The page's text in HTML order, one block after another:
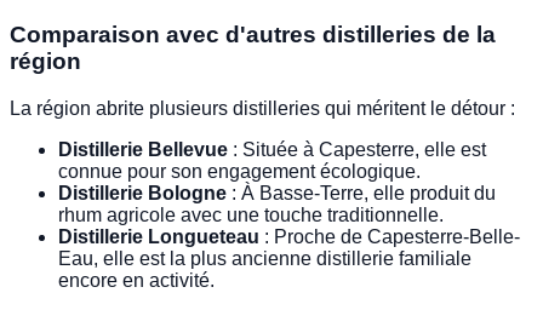
Comparaison avec d'autres distilleries de la
région
La région abrite plusieurs distilleries qui méritent le détour :
Distillerie Bellevue : Située à Capesterre, elle est
connue pour son engagement écologique.
Distillerie Bologne : À Basse-Terre, elle produit du
rhum agricole avec une touche traditionnelle.
Distillerie Longueteau : Proche de Capesterre-Belle-
Eau, elle est la plus ancienne distillerie familiale
encore en activité.